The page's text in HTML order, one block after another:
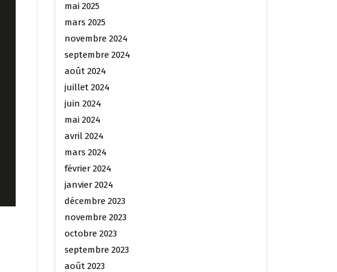
mai 2025
mars 2025
novembre 2024
septembre 2024
août 2024
juillet 2024
juin 2024
mai 2024
avril 2024
mars 2024
février 2024
janvier 2024
décembre 2023
novembre 2023
octobre 2023
septembre 2023
août 2023